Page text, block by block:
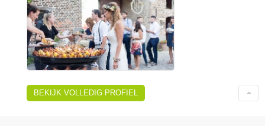
BEKIJK VOLLEDIG PROFIEL